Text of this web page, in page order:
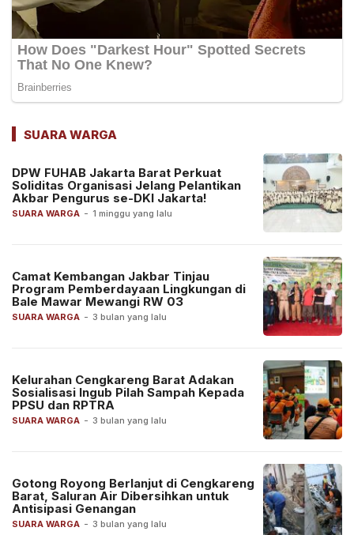
SUARA WARGA
SUARA WARGA - 1 minggu yang lalu
DPW FUHAB Jakarta Barat Perkuat
Soliditas Organisasi Jelang Pelantikan
Akbar Pengurus se-DKI Jakarta!
SUARA WARGA - 3 bulan yang lalu
Camat Kembangan Jakbar Tinjau
Program Pemberdayaan Lingkungan di
Bale Mawar Mewangi RW 03
SUARA WARGA - 3 bulan yang lalu
Kelurahan Cengkareng Barat Adakan
Sosialisasi Ingub Pilah Sampah Kepada
PPSU dan RPTRA
SUARA WARGA - 3 bulan yang lalu
Gotong Royong Berlanjut di Cengkareng
Barat, Saluran Air Dibersihkan untuk
Antisipasi Genangan